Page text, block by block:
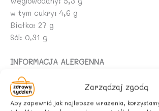
Zarządzaj zgodą
Aby zapewnić jak najlepsze wrażenia,
w tym cukry: 4,6 g
Białko: 27 g
Sól: 0,31 g
INFORMACJA ALERGENNA
ORZECHY, nasiona sezamu.